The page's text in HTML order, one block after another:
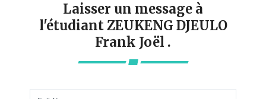
Laisser un message à
l'étudiant ZEUKENG DJEULO
Frank Joël .